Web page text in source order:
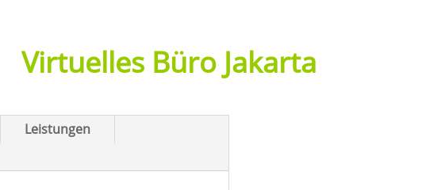
Virtuelles Büro Jakarta
Leistungen